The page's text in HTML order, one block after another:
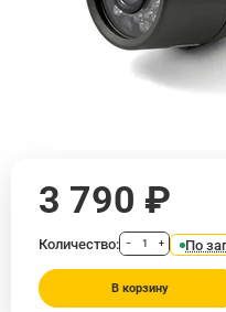
3 790 ₽
Количество: − + По
В корзину